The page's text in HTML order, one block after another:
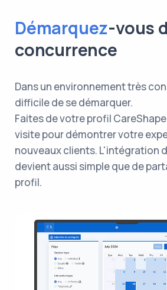
Démarquez-vous
concurrence
Dans un environnement très
difficile de se démarquer.
Faites de votre profil
visite pour démontrer votre
nouveaux clients. L'intégration
devient aussi simple que de
profil.